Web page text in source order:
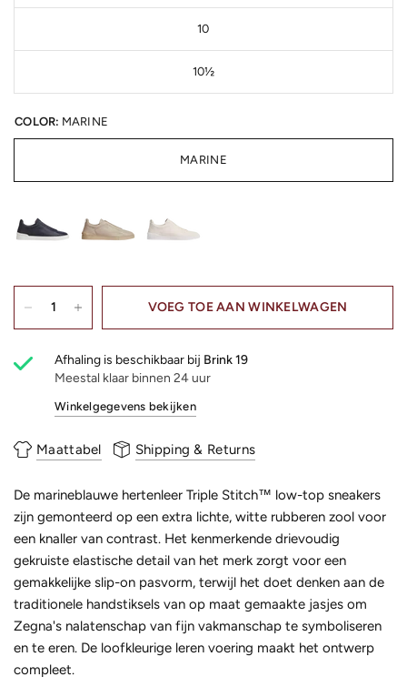
10
10½
COLOR: MARINE
MARINE
VOEG TOE AAN WINKELWAGEN
Afhaling is beschikbaar bij Brink 19
Meestal klaar binnen 24 uur
Winkelgegevens bekijken
Maattabel Shipping & Returns
De marineblauwe hertenleer Triple Stitch™ low-top sneakers
zijn gemonteerd op een extra lichte, witte rubberen zool voor
een knaller van contrast. Het kenmerkende drievoudig
gekruiste elastische detail van het merk zorgt voor een
gemakkelijke slip-on pasvorm, terwijl het doet denken aan de
traditionele handstiksels van op maat gemaakte jasjes om
Zegna's nalatenschap van fijn vakmanschap te symboliseren
en te eren. De loofkleurige leren voering maakt het ontwerp
compleet.